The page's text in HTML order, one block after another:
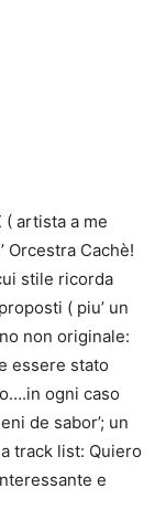
artista a me
Orcestra Cachè!
stile ricorda
( piu’ un
non originale:
essere stato
ogni caso
de sabor’; un
track list: Quiero
e